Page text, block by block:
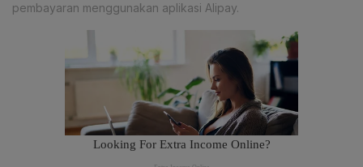
pembayaran menggunakan aplikasi Alipay.